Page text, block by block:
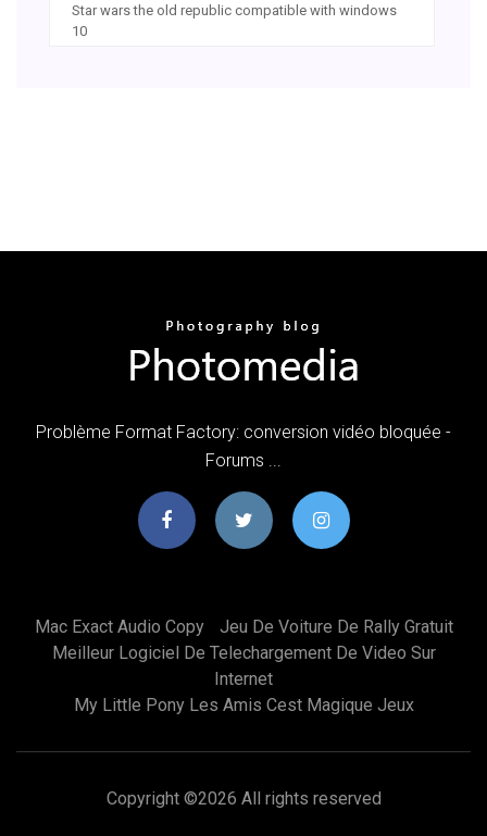
Star wars the old republic compatible with windows
10
Problème Format Factory: conversion vidéo bloquée -
Forums ...
Mac Exact Audio Copy
Jeu De Voiture De Rally Gratuit
Meilleur Logiciel De Telechargement De Video Sur
Internet
My Little Pony Les Amis Cest Magique Jeux
Copyright ©2026 All rights reserved